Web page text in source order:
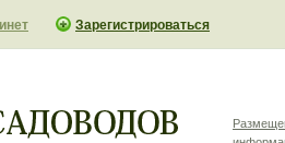
Зарегистрироваться